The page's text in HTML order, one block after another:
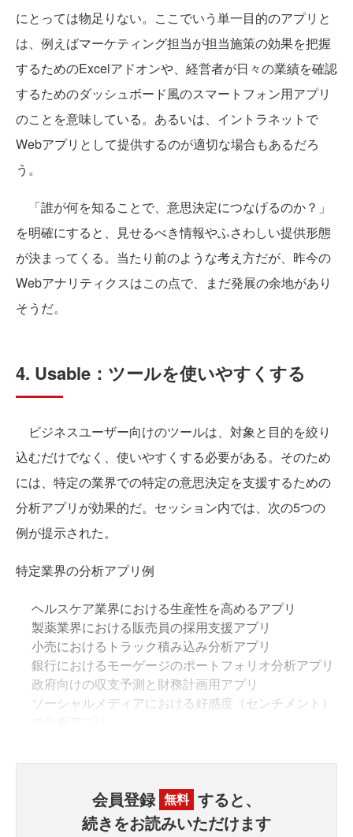
にとっては物足りない。ここでいう単一目的のアプリと
は、例えばマーケティング担当が担当施策の効果を把握
するためのExcelアドオンや、経営者が日々の業績を確認
するためのダッシュボード風のスマートフォン用アプリ
のことを意味している。あるいは、イントラネットで
Webアプリとして提供するのが適切な場合もあるだろ
う。
「誰が何を知ることで、意思決定につなげるのか？」
を明確にすると、見せるべき情報やふさわしい提供形態
が決まってくる。当たり前のような考え方だが、昨今の
Webアナリティクスはこの点で、まだ発展の余地があり
そうだ。
4. Usable：ツールを使いやすくする
ビジネスユーザー向けのツールは、対象と目的を絞り
込むだけでなく、使いやすくする必要がある。そのため
には、特定の業界での特定の意思決定を支援するための
分析アプリが効果的だ。セッション内では、次の5つの
例が提示された。
特定業界の分析アプリ例
ヘルスケア業界における生産性を高めるアプリ
製薬業界における販売員の採用支援アプリ
小売におけるトラック積み込み分析アプリ
銀行におけるモーゲージのポートフォリオ分析アプリ
政府向けの収支予測と財務計画用アプリ
ソーシャルメディアにおける好感度（センチメント）
会員登録 無料 すると、
続きをお読みいただけます